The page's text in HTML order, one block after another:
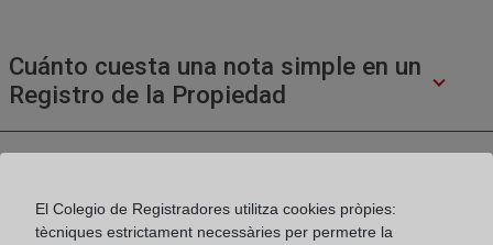
Cuánto cuesta una nota simple en un
Registro de la Propiedad
El Colegio de Registradores utilitza cookies pròpies:
tècniques estrictament necessàries per permetre la